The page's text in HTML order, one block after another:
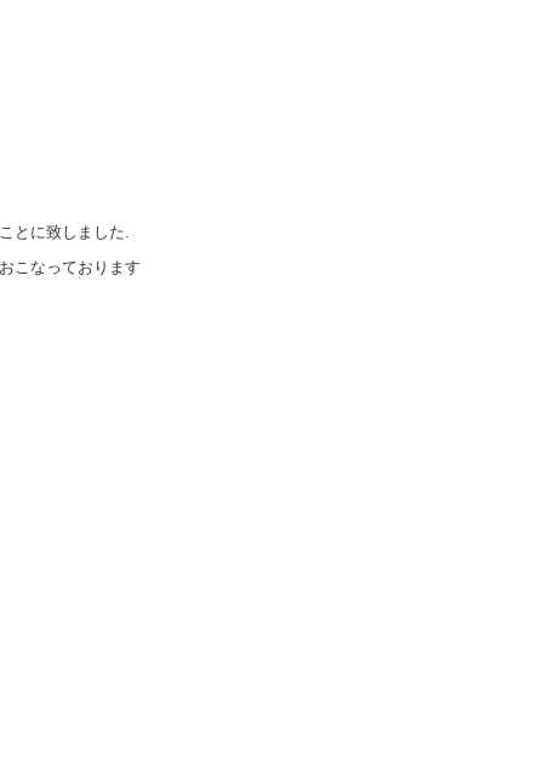
とに致しました.
こなっております